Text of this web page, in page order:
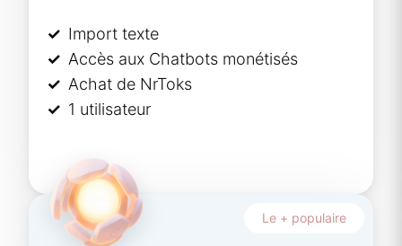
Import texte
Accès aux Chatbots monétisés
Achat de NrToks
1 utilisateur
Le + populaire